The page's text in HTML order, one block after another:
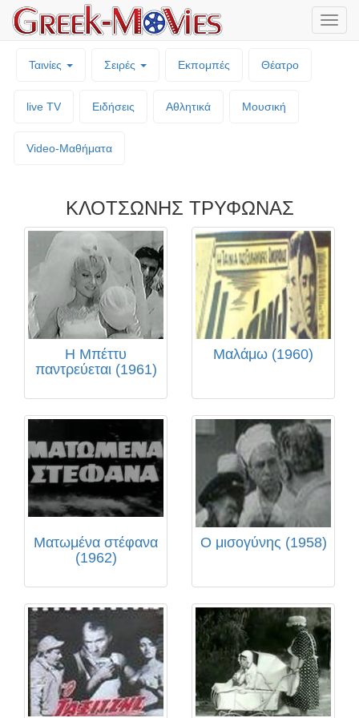
Ταινίες Σειρές Εκπομπές Θέατρο
live TV Ειδήσεις Αθλητικά Μουσική
Video-Mαθήματα
ΚΛΟΤΣΩΝΗΣ ΤΡΥΦΩΝΑΣ
Η Μπέττυ
παντρεύεται (1961)
Μαλάμω (1960)
Ματωμένα στέφανα
(1962)
Ο μισογύνης (1958)